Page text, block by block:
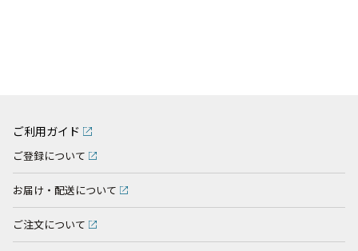
ご利用ガイド
ご登録について
お届け・配送について
ご注文について